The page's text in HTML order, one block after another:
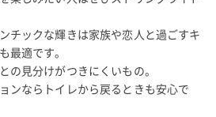
チックな輝きは家族や恋人と過ごすキ
最適です。
の見分けがつきにくいもの。
ンならトイレから戻るときも安心で